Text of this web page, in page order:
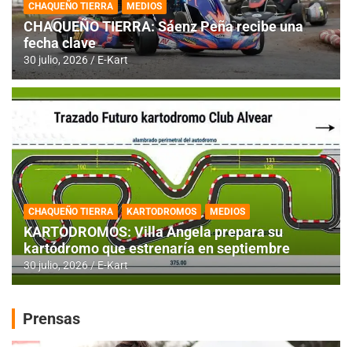
CHAQUEÑO TIERRA MEDIOS
CHAQUEÑO TIERRA: Sáenz Peña recibe una
fecha clave
30 julio, 2026 E-Kart
CHAQUEÑO TIERRA KARTODROMOS MEDIOS
KARTODROMOS: Villa Angela prepara su
kartódromo que estrenaría en septiembre
30 julio, 2026 E-Kart
Prensas